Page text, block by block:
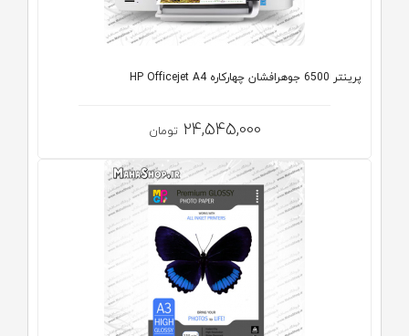
پرینتر 6500 جوهرافشان چهارکاره HP Officejet A4
24,545,000 تومان